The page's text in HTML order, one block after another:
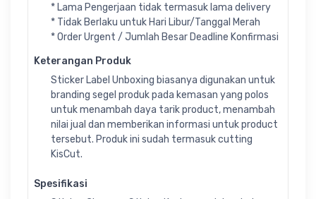
* Lama Pengerjaan tidak termasuk lama delivery
* Tidak Berlaku untuk Hari Libur/Tanggal Merah
* Order Urgent / Jumlah Besar Deadline Konfirmasi
Keterangan Produk
Sticker Label Unboxing biasanya digunakan untuk
branding segel produk pada kemasan yang polos
untuk menambah daya tarik product, menambah
nilai jual dan memberikan informasi untuk product
tersebut. Produk ini sudah termasuk cutting
KisCut.
Spesifikasi